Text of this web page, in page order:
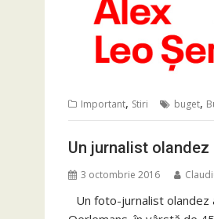
Important, Stiri buget,
Un jurnalist
3 octombrie 2016
Un foto-jurnalist olandez